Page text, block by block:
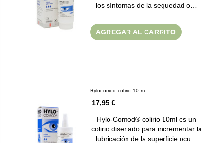
los síntomas de la sequedad o…
AGREGAR AL CARRITO
Hylocomod colirio 10 mL
17,95 €
Hylo-Comod® colirio 10ml es un
colirio diseñado para incrementar la
lubricación de la superficie ocu…